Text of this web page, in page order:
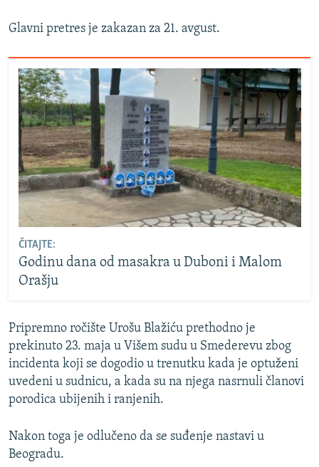
Glavni pretres je zakazan za 21. avgust.
ČITAJTE:
Godinu dana od masakra u Duboni i Malom
Orašju
Pripremno ročište Urošu Blažiću prethodno je
prekinuto 23. maja u Višem sudu u Smederevu zbog
incidenta koji se dogodio u trenutku kada je optuženi
uvedeni u sudnicu, a kada su na njega nasrnuli članovi
porodica ubijenih i ranjenih.
Nakon toga je odlučeno da se suđenje nastavi u
Beogradu.